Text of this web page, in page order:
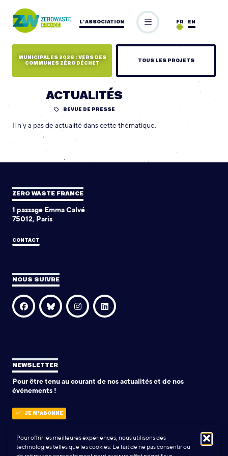
Pour offrir les meilleures expériences, nous utilisons des
technologies telles que les cookies. Le fait de ne pas consentir ou
L’ASSOCIATION EN
FR
MUNICIPALES 2026 : VERS DES
COMMUNES ZÉRO DÉCHET
TOUS LES PROJETS
ACTUALITÉS
REVUE DE PRESSE
Il n'y a pas de actualité dans cette thématique.
ZERO WASTE FRANCE
1 passage Emma Calvé
75012, Paris
CONTACT
NOUS SUIVRE
NEWSLETTER
Pour être tenu au courant de nos actualités et de nos
événements !
JE M'ABONNE
POLITIQUE DE CONFIDENTIALITÉ